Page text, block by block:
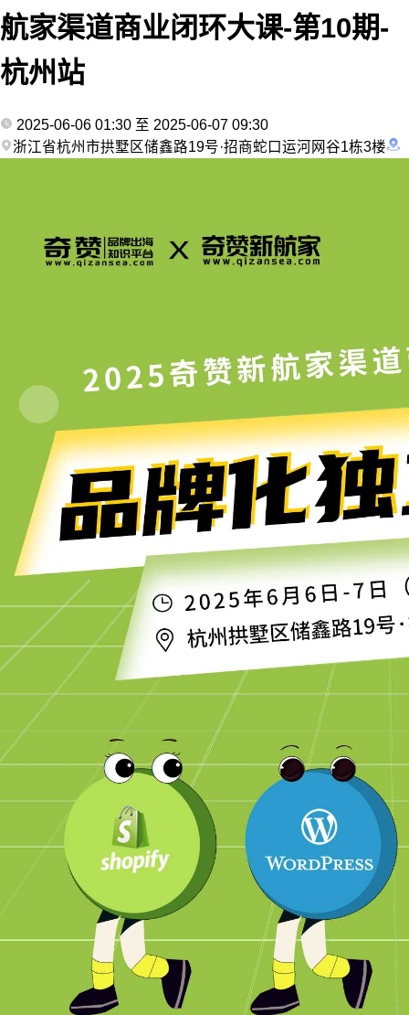
航家渠道商业闭环大课-第10期-
杭州站
2025-06-06 01:30 至 2025-06-07 09:30
浙江省杭州市拱墅区储鑫路19号·招商蛇口运河网谷1栋3楼